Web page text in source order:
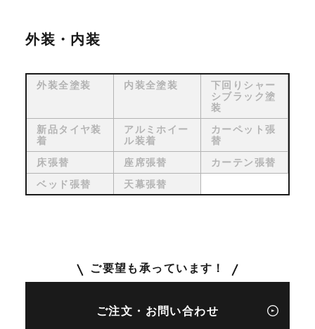
外装・内装
外装全塗装 内装全塗装
下回りシャー
シブラック塗
装
新品タイヤ装
着
アルミホイー
ル装着
カーペット張
替
床張替
座席張替
カーテン張替
ベッド張替
天幕張替
ご要望も承っています！
ご注文・お問い合わせ